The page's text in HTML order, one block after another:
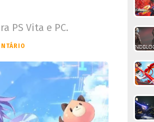
PS Vita e PC.